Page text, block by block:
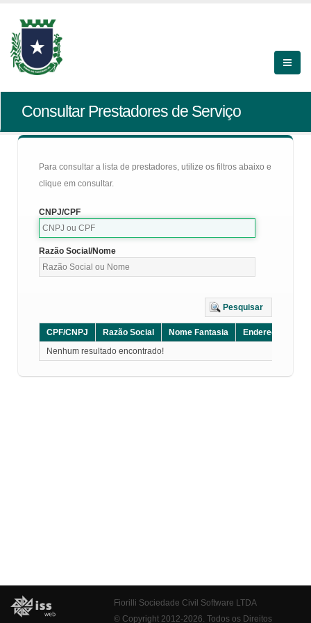
Consultar Prestadores de Serviço
Para consultar a lista de prestadores, utilize os filtros abaixo e
clique em consultar.
CNPJ/CPF
Razão Social/Nome
Pesquisar
CPF/CNPJ Razão Social Nome Fantasia Endereço
Nenhum resultado encontrado!
Fiorilli Sociedade Civil Software LTDA
© Copyright 2012-2026. Todos os Direitos